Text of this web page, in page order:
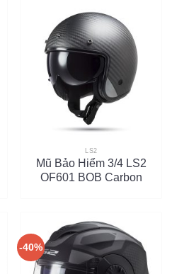
LS2
Mũ Bảo Hiểm 3/4 LS2
OF601 BOB Carbon
-40%